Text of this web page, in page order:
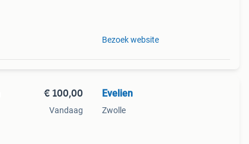
Bezoek website
€ 100,00
Vandaag
Evelien
Zwolle